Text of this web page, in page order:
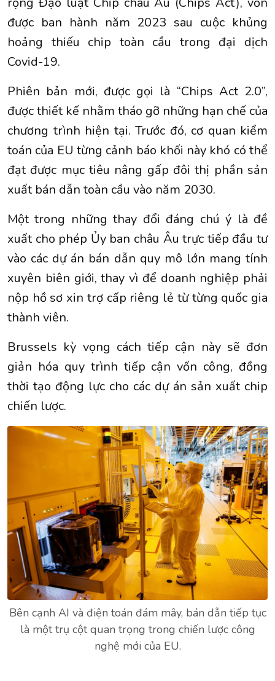
được ban hành năm 2023 sau cuộc khủng
hoảng thiếu chip toàn cầu trong đại dịch
Covid-19.
Phiên bản mới, được gọi là “Chips Act 2.0”,
được thiết kế nhằm tháo gỡ những hạn chế của
chương trình hiện tại. Trước đó, cơ quan kiểm
toán của EU từng cảnh báo khối này khó có thể
đạt được mục tiêu nâng gấp đôi thị phần sản
xuất bán dẫn toàn cầu vào năm 2030.
Một trong những thay đổi đáng chú ý là đề
xuất cho phép Ủy ban châu Âu trực tiếp đầu tư
vào các dự án bán dẫn quy mô lớn mang tính
xuyên biên giới, thay vì để doanh nghiệp phải
nộp hồ sơ xin trợ cấp riêng lẻ từ từng quốc gia
thành viên.
Brussels kỳ vọng cách tiếp cận này sẽ đơn
giản hóa quy trình tiếp cận vốn công, đồng
thời tạo động lực cho các dự án sản xuất chip
chiến lược.
Bên cạnh AI và điện toán đám mây, bán dẫn tiếp tục
là một trụ cột quan trọng trong chiến lược công
nghệ mới của EU.